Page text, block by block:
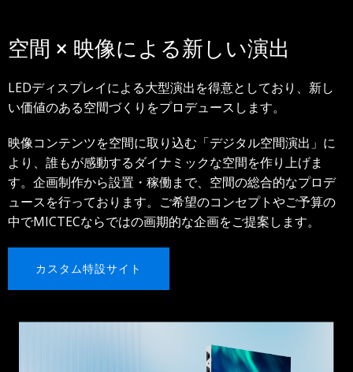
空間 × 映像による新しい演出
LEDディスプレイによる大型演出を得意としており、新し
い価値のある空間づくりをプロデュースします。
映像コンテンツを空間に取り込む「デジタル空間演出」に
より、誰もが感動するダイナミックな空間を作り上げま
す。企画制作から設置・稼働まで、空間の総合的なプロデ
ュースを行っております。ご希望のコンセプトやご予算の
中でMICTECならではの画期的な企画をご提案します。
カスタム特設サイト